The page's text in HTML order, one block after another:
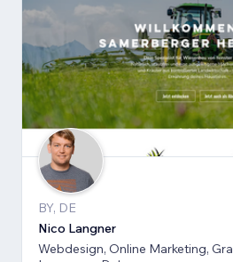
BY, DE
Nico Langner
Webdesign, Online Marketing,